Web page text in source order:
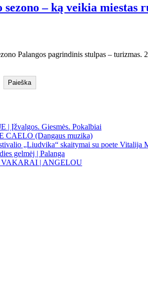
sezono – ką veikia miestas
Palangos pagrindinis stulpas –
Paieška
Įžvalgos. Giesmės. Pokalbiai
CAELO (Dangaus muzika)
„Liudvika“ skaitymai su poete Vitalija
gelmėj | Palanga
| ANGELOU